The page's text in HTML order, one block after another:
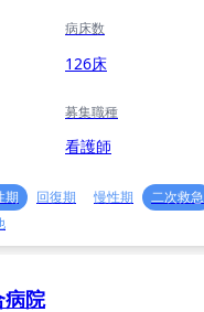
病床数
126床
募集職種
看護師
期 回復期 慢性期
二次救急
病院